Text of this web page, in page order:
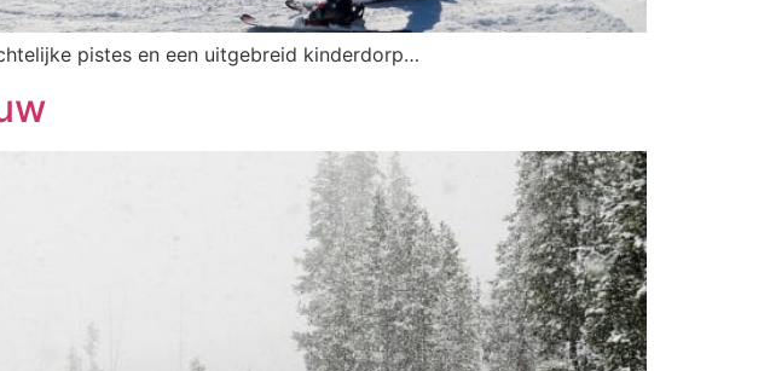
pistes en een uitgebreid kinderdorp…